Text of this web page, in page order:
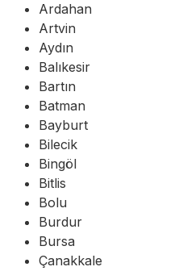
Ardahan
Artvin
Aydın
Balıkesir
Bartın
Batman
Bayburt
Bilecik
Bingöl
Bitlis
Bolu
Burdur
Bursa
Çanakkale